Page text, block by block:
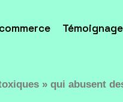
» qui abusent